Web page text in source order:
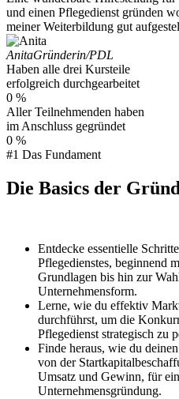
und einen Pflegedienst gründen
meiner Weiterbildung gut
AnitaGründerin/PDL
Haben alle drei Kursteile
erfolgreich durchgearbeitet
0 %
Aller Teilnehmenden haben
im Anschluss gegründet
0 %
#1 Das Fundament
Die Basics der
Entdecke essentielle
Pflegedienstes, beginnend
Grundlagen bis hin zur
Unternehmensform.
Lerne, wie du effektiv
durchführst, um die
Pflegedienst strategisch zu
Finde heraus, wie du
von der
Umsatz und Gewinn, für
Unternehmensgründung.